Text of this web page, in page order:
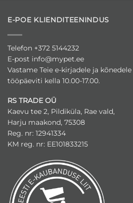
Valikuid
teha
tootelehel.
E-POE KLIENDITEENINDUS
Telefon +372 5144232
E-post info@mypet.ee
Vastame Teie e-kirjadele ja kõnedele
tööpäeviti kella 10.00-17.00.
RS TRADE OÜ
Kaevu tee 2, Pildiküla, Rae vald,
Harju maakond, 75308
Reg. nr: 12941334
KM reg. nr: EE101833215